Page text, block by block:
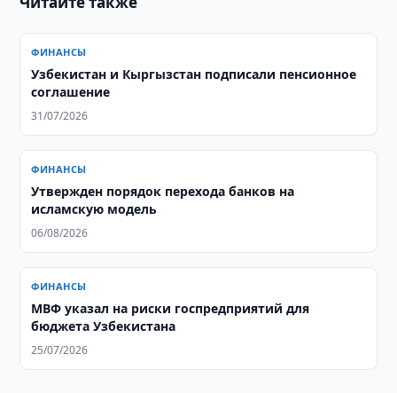
ФИНАНСЫ
Узбекистан и Кыргызстан подписали пенсионное
соглашение
31/07/2026
ФИНАНСЫ
Утвержден порядок перехода банков на
исламскую модель
06/08/2026
ФИНАНСЫ
МВФ указал на риски госпредприятий для
бюджета Узбекистана
25/07/2026